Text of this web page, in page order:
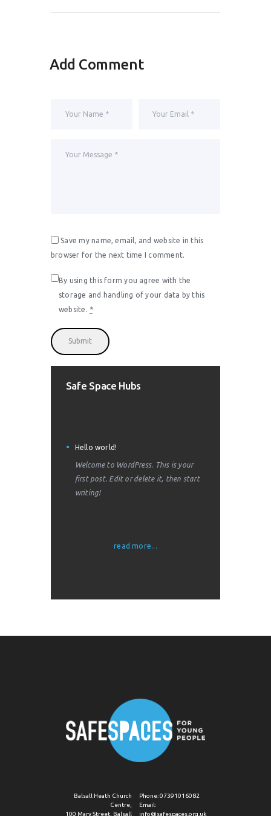
Add Comment
Save my name, email, and website in this
browser for the next time I comment.
By using this form you agree with the
storage and handling of your data by this
website. *
Safe Space Hubs
Hello world!
Welcome to WordPress. This is your
first post. Edit or delete it, then start
writing!
read more...
Phone:07391016082
Email:
info@safespaces.org.uk
Balsall Heath Church
Centre,
100 Mary Street, Balsall